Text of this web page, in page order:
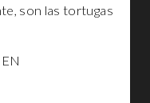
son las tortugas